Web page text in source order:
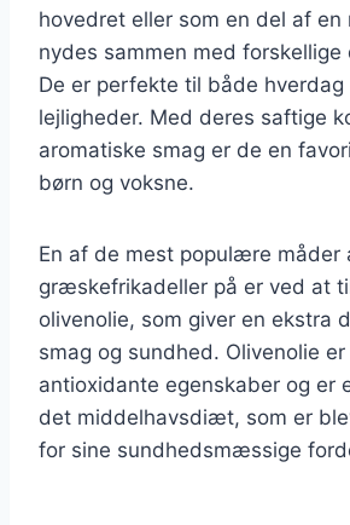
hovedret eller som en del af en
nydes sammen med forskellige
De er perfekte til både hverdag
lejligheder. Med deres saftige
aromatiske smag er de en
børn og voksne.
En af de mest populære måder
græskefrikadeller på er ved at
olivenolie, som giver en ekstra
smag og sundhed. Olivenolie
antioxidante egenskaber og er
det middelhavsdiæt, som er
for sine sundhedsmæssige